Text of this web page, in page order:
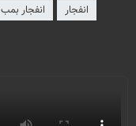
انفجار انفجار بمب